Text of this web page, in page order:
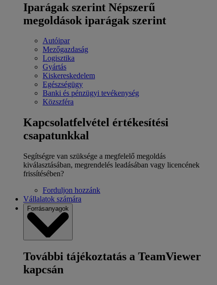
Iparágak szerint Népszerű
megoldások iparágak szerint
Autóipar
Mezőgazdaság
Logisztika
Gyártás
Kiskereskedelem
Egészségügy
Banki és pénzügyi tevékenység
Közszféra
Kapcsolatfelvétel értékesítési
csapatunkkal
Segítségre van szüksége a megfelelő megoldás
kiválasztásában, megrendelés leadásában vagy licencének
frissítésében?
Forduljon hozzánk
Vállalatok számára
Forrásanyagok
További tájékoztatás a TeamViewer
kapcsán